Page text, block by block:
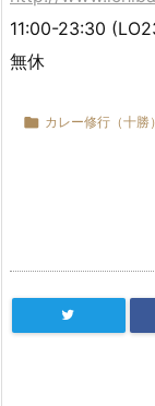
11:00-23:30
無休
 カレー修行（十勝）